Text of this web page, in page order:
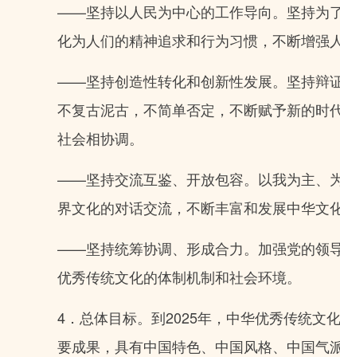
——坚持以人民为中心的工作导向。坚持为
化为人们的精神追求和行为习惯，不断增强
——坚持创造性转化和创新性发展。坚持辩
不复古泥古，不简单否定，不断赋予新的时
社会相协调。
——坚持交流互鉴、开放包容。以我为主、
界文化的对话交流，不断丰富和发展中华文化
——坚持统筹协调、形成合力。加强党的领
优秀传统文化的体制机制和社会环境。
4．总体目标。到2025年，中华优秀传统文
要成果，具有中国特色、中国风格、中国气